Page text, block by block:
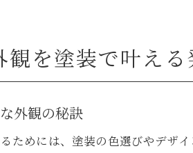
観を塗装で叶える
外観の秘訣
ためには、塗装の色選びやデザ